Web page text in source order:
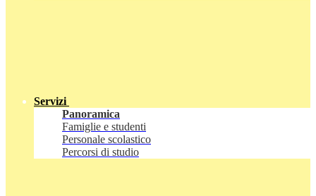
Servizi
Panoramica
Famiglie e studenti
Personale scolastico
Percorsi di studio